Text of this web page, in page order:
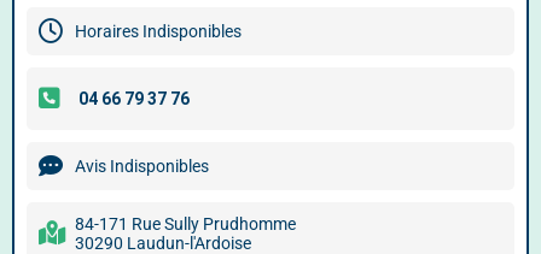
Horaires Indisponibles
Avis Indisponibles
84-171 Rue Sully Prudhomme
30290 Laudun-l'Ardoise